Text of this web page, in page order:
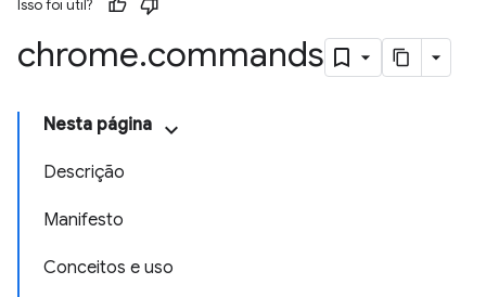
Isso foi útil?
chrome.commands
Nesta página
Descrição
Manifesto
Conceitos e uso